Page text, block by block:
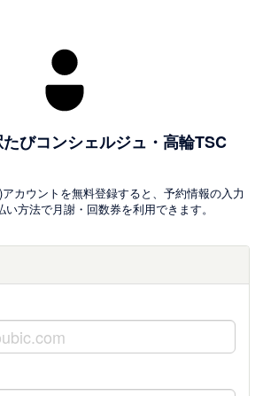
びコンシェルジュ・高輪TSC
カウントを無料登録すると、予約情報の入力
方法で月謝・回数券を利用できます。